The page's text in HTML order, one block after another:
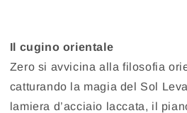
Il cugino orientale
Zero si avvicina alla filosofia
catturando la magia del Sol
lamiera d’acciaio laccata, il